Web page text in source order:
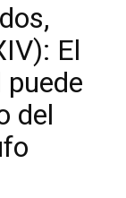
El
del